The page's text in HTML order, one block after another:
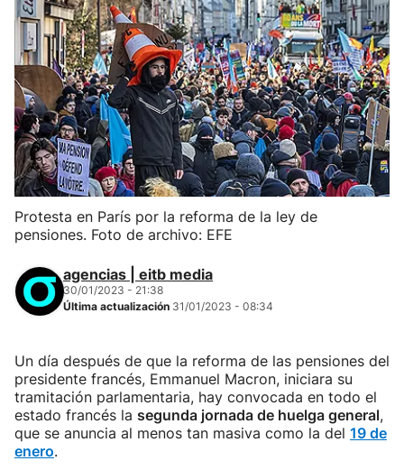
Protesta en París por la reforma de la ley de
pensiones. Foto de archivo: EFE
agencias | eitb media
30/01/2023 - 21:38
Última actualización 31/01/2023 - 08:34
Un día después de que la reforma de las pensiones del
presidente francés, Emmanuel Macron, iniciara su
tramitación parlamentaria, hay convocada en todo el
estado francés la segunda jornada de huelga general,
que se anuncia al menos tan masiva como la del 19 de
enero.